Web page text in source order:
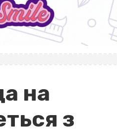
на
з